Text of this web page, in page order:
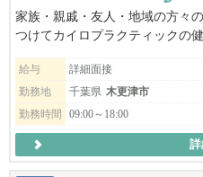
家族・親戚・友人・地域の方々
つけてカイロプラクティックの
方々も健康になれるお仕事です
う。
給与
詳細面接
勤務地
千葉県 木更津市
勤務時間
09:00～18:00
詳